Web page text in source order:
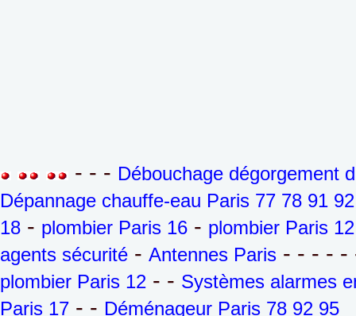
- - - Débouchage dégorgement
Dépannage chauffe-eau Paris 77 78 91
18 - plombier Paris 16 - plombier Paris 12
agents sécurité - Antennes Paris - - - -
plombier Paris 12 - - Systèmes alarmes
Paris 17 - - Déménageur Paris 78 92 95